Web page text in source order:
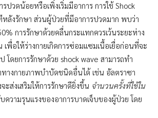
ปวดน้อยหรือเพิ่งเริ่มมีอาการ การใช้ Shock
ลังรักษา ส่วนผู้ป่วยที่มีอาการปวดมาก พบว่า
การรักษาด้วยคลื่นกระแทกควรเว้นระยะห่าง
เพื่อให้ร่างกายเกิดการซ่อมแซมเนื้อเยื่อก่อนที่จะ
โดยการรักษาด้วย shock wave สามารถทำ
างกายภาพบำบัดชนิดอื่นได้ เช่น อัลตราซา
ะส่งเสริมให้การรักษาดียิ่งขึ้น จำนวนครั้งที่ใช้ใน
วามรุนแรงของอาการบาดเจ็บของผู้ป่วย โดย